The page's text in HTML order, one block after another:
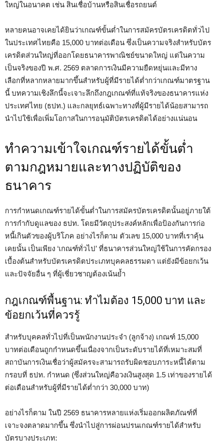
ใหญ่ในอนาคต เช่น สินเชื่อบ้านหรือสินเชื่อรถยนต์
หลายคนอาจเคยได้ยินว่าเกณฑ์ขั้นต่ำในการสมัครบัตรเครดิตทั่วไป
ในประเทศไทยคือ 15,000 บาทต่อเดือน ซึ่งเป็นความจริงสำหรับบัตร
เครดิตส่วนใหญ่ที่ออกโดยธนาคารพาณิชย์ขนาดใหญ่ แต่ในความ
เป็นจริงของปี พ.ศ. 2569 ตลาดการเงินมีความยืดหยุ่นและมีทาง
เลือกที่หลากหลายมากขึ้นสำหรับผู้ที่มีรายได้ต่ำกว่าเกณฑ์มาตรฐาน
นี้ บทความเชิงลึกนี้จะเจาะลึกถึงกฎเกณฑ์ที่แท้จริงของธนาคารแห่ง
ประเทศไทย (ธปท.) และกลยุทธ์เฉพาะทางที่ผู้มีรายได้น้อยสามารถ
นำไปใช้เพื่อเพิ่มโอกาสในการอนุมัติบัตรเครดิตได้อย่างแน่นอน
ทำความเข้าใจเกณฑ์รายได้ขั้นต่ำ
ตามกฎหมายและทางปฏิบัติของ
ธนาคาร
การกำหนดเกณฑ์รายได้ขั้นต่ำในการสมัครบัตรเครดิตนั้นอยู่ภายใต้
การกำกับดูแลของ ธปท. โดยมีวัตถุประสงค์หลักเพื่อป้องกันการก่อ
หนี้เกินตัวของผู้บริโภค อย่างไรก็ตาม ตัวเลข 15,000 บาทที่เราคุ้น
เคยนั้น เป็นเพียง ‘เกณฑ์ทั่วไป’ ที่ธนาคารส่วนใหญ่ใช้ในการคัดกรอง
เบื้องต้นสำหรับบัตรเครดิตประเภทบุคคลธรรมดา แต่ยังมีข้อยกเว้น
และปัจจัยอื่น ๆ ที่ผู้เชี่ยวชาญต้องเน้นย้ำ
กฎเกณฑ์พื้นฐาน: ทำไมต้อง 15,000 บาท และ
ข้อยกเว้นที่ควรรู้
สำหรับบุคคลทั่วไปที่เป็นพนักงานประจำ (ลูกจ้าง) เกณฑ์ 15,000
บาทต่อเดือนถูกกำหนดขึ้นเนื่องจากเป็นระดับรายได้ที่เหมาะสมที่
สถาบันการเงินเชื่อว่าผู้สมัครจะสามารถรับผิดชอบภาระหนี้ได้ตาม
กรอบที่ ธปท. กำหนด (ซึ่งส่วนใหญ่คือวงเงินสูงสุด 1.5 เท่าของรายได้
ต่อเดือนสำหรับผู้ที่มีรายได้ต่ำกว่า 30,000 บาท)
อย่างไรก็ตาม ในปี 2569 ธนาคารหลายแห่งเริ่มออกผลิตภัณฑ์ที่
เจาะจงตลาดมากขึ้น ซึ่งนำไปสู่การผ่อนปรนเกณฑ์รายได้สำหรับ
บัตรบางประเภท: